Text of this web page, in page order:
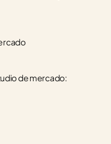
de mercado: